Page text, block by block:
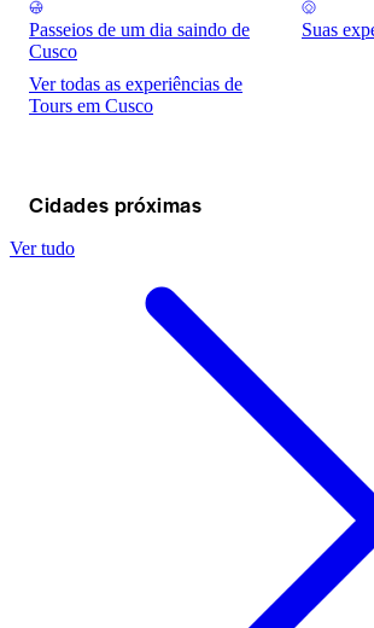
Passeios de um dia saindo de
Cusco
Suas
Ver todas as experiências de
Tours em Cusco
Cidades próximas
Ver tudo